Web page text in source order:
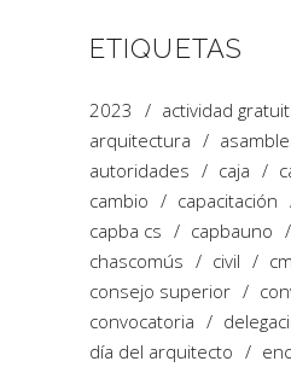
ETIQUETAS
2023
actividad
arquitectura
autoridades
caja
cambio
capacitación
capba cs
capbauno
chascomús
civil
consejo superior
convocatoria
día del arquitecto